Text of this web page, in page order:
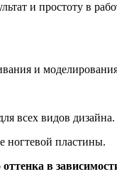
и простоту в
и
всех видов дизайна.
ногтевой пластины.
в